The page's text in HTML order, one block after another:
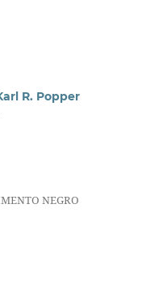
R. Popper
NEGRO